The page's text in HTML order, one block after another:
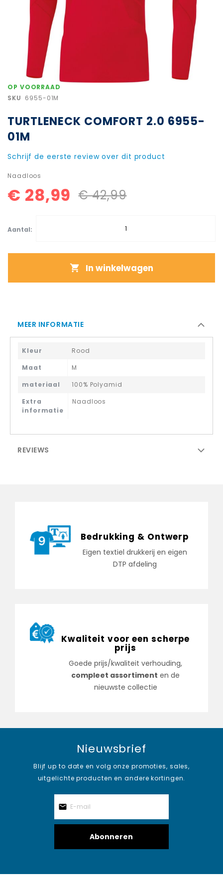
OP VOORRAAD
SKU 6955-01M
TURTLENECK COMFORT 2.0 6955-
01M
Schrijf de eerste review over dit product
Naadloos
€ 28,99 € 42,99
Aantal:
In winkelwagen
Ga
naar
van
de
afbeeldingen-
MEER INFORMATIE
Kleur
Rood
Maat
M
materiaal
100% Polyamid
Extra
informatie
Naadloos
REVIEWS
Bedrukking & Ontwerp
Eigen textiel drukkerij en eigen
DTP afdeling
Kwaliteit voor een scherpe
prijs
Goede prijs/kwaliteit verhouding,
compleet assortiment en de
nieuwste collectie
Nieuwsbrief
Blijf up to date en volg onze promoties, sales,
uitgelichte producten en andere kortingen.
Abonneren